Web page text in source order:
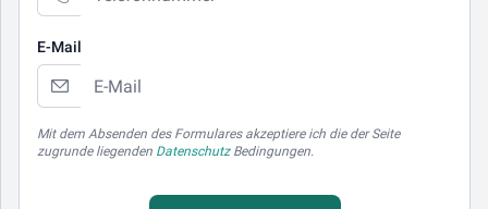
E-Mail
Mit dem Absenden des Formulares akzeptiere ich die der Seite
zugrunde liegenden DatenschutzBedingungen.